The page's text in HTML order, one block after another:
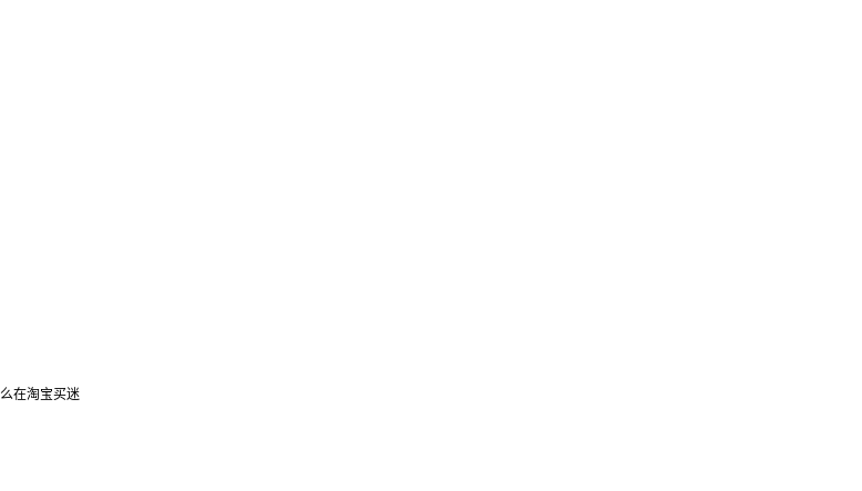
么在淘宝买迷